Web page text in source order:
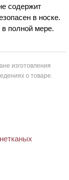
содержит
в носке.
полной мере.
изготовления
о товаре.